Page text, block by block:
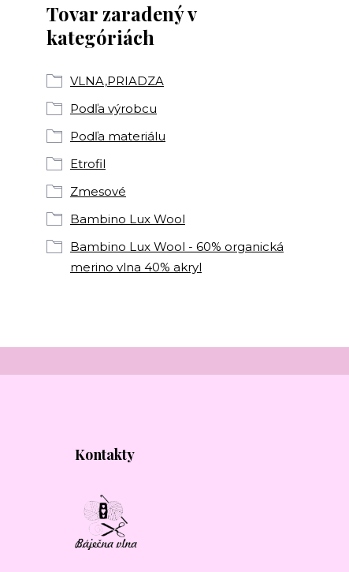
Tovar zaradený v
kategóriách
VLNA,PRIADZA
Podľa výrobcu
Podľa materiálu
Etrofil
Zmesové
Bambino Lux Wool
Bambino Lux Wool - 60% organická
merino vlna 40% akryl
Kontakty